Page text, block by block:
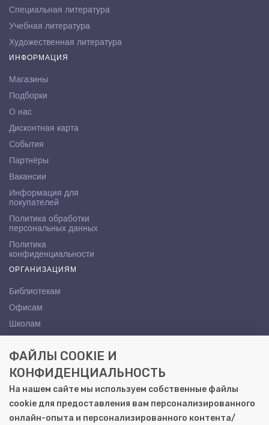
Специальная литература
Учебная литература
Художественная литература
ИНФОРМАЦИЯ
Магазины
Подборки
О нас
Дисконтная карта
События
Партнёры
Вакансии
Информация для
покупателей
Политика обработки
персональных данных
Политика
конфиденциальности
ОРГАНИЗАЦИЯМ
Библиотекам
Офисам
Школам
КОНТАКТЫ
Саратов, ул. Осипова, 10А
+7 (8452) 72-65-65
gemera@moya-kniga.ru
ФАЙЛЫ COOKIE И
КОНФИДЕНЦИАЛЬНОСТЬ
На нашем сайте мы используем собственные файлы
cookie для предоставления вам персонализированного
онлайн-опыта и персонализированного контента/